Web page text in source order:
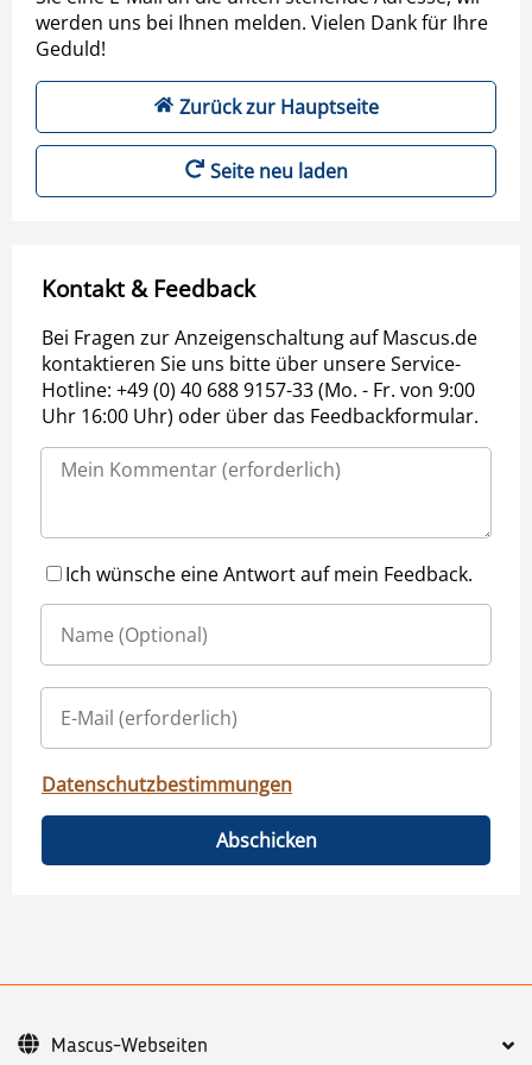
werden uns bei Ihnen melden. Vielen Dank für Ihre
Geduld!
Zurück zur Hauptseite
Seite neu laden
Kontakt & Feedback
Bei Fragen zur Anzeigenschaltung auf Mascus.de
kontaktieren Sie uns bitte über unsere Service-
Hotline: +49 (0) 40 688 9157-33 (Mo. - Fr. von 9:00
Uhr 16:00 Uhr) oder über das Feedbackformular.
Ich wünsche eine Antwort auf mein Feedback.
Datenschutzbestimmungen
Abschicken
Mascus-Webseiten